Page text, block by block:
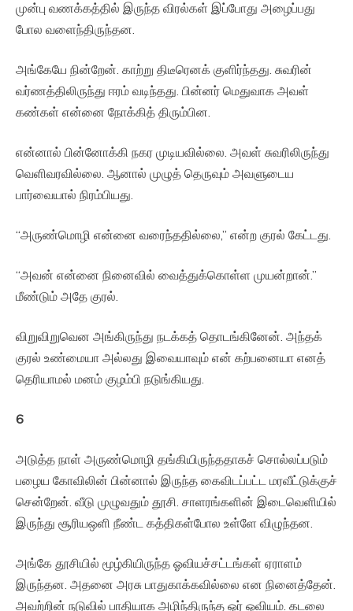
முன்பு வணக்கத்தில் இருந்த விரல்கள் இப்போது அழைப்பது
போல வளைந்திருந்தன.
அங்கேயே நின்றேன். காற்று திடீரெனக் குளிர்ந்தது. சுவரின்
வர்ணத்திலிருந்து ஈரம் வடிந்தது. பின்னர் மெதுவாக அவள்
கண்கள் என்னை நோக்கித் திரும்பின.
என்னால் பின்னோக்கி நகர முடியவில்லை. அவள் சுவரிலிருந்து
வெளிவரவில்லை. ஆனால் முழுத் தெருவும் அவளுடைய
பார்வையால் நிரம்பியது.
“அருண்மொழி என்னை வரைந்ததில்லை,” என்ற குரல் கேட்டது.
“அவன் என்னை நினைவில் வைத்துக்கொள்ள முயன்றான்.”
மீண்டும் அதே குரல்.
விறுவிறுவென அங்கிருந்து நடக்கத் தொடங்கினேன். அந்தக்
குரல் உண்மையா அல்லது இவையாவும் என் கற்பனையா எனத்
தெரியாமல் மனம் குழம்பி நடுங்கியது.
6
அடுத்த நாள் அருண்மொழி தங்கியிருந்ததாகச் சொல்லப்படும்
பழைய கோவிலின் பின்னால் இருந்த கைவிடப்பட்ட மரவீட்டுக்குச்
சென்றேன். வீடு முழுவதும் தூசி. சாளரங்களின் இடைவெளியில்
இருந்து சூரியஒளி நீண்ட கத்திகள்போல உள்ளே விழுந்தன.
அங்கே தூசியில் மூழ்கியிருந்த ஓவியச்சட்டங்கள் ஏராளம்
இருந்தன. அதனை அரசு பாதுகாக்கவில்லை என நினைத்தேன்.
அவற்றின் நடுவில் பாதியாக அழிந்திருந்த ஓர் ஓவியம். கடலை